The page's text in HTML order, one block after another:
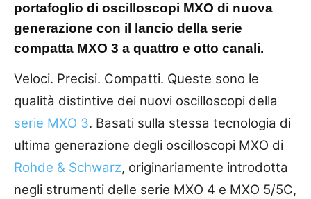
portafoglio di oscilloscopi MXO di nuova
generazione con il lancio della serie
compatta MXO 3 a quattro e otto canali.
Veloci. Precisi. Compatti. Queste sono le
qualità distintive dei nuovi oscilloscopi della
serie MXO 3. Basati sulla stessa tecnologia di
ultima generazione degli oscilloscopi MXO di
Rohde & Schwarz, originariamente introdotta
negli strumenti delle serie MXO 4 e MXO 5/5C,